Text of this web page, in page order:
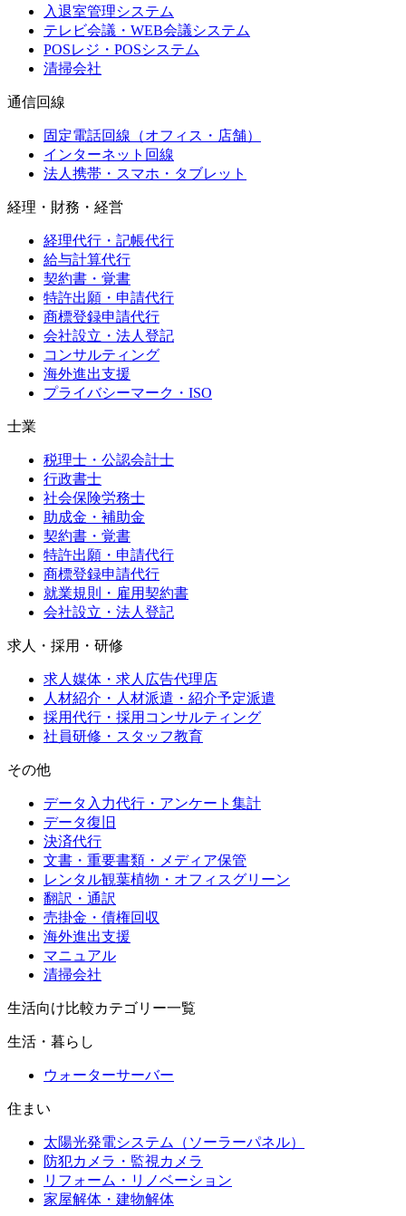
入退室管理システム
テレビ会議・WEB会議システム
POSレジ・POSシステム
清掃会社
通信回線
固定電話回線（オフィス・店舗）
インターネット回線
法人携帯・スマホ・タブレット
経理・財務・経営
経理代行・記帳代行
給与計算代行
契約書・覚書
特許出願・申請代行
商標登録申請代行
会社設立・法人登記
コンサルティング
海外進出支援
プライバシーマーク・ISO
士業
税理士・公認会計士
行政書士
社会保険労務士
助成金・補助金
契約書・覚書
特許出願・申請代行
商標登録申請代行
就業規則・雇用契約書
会社設立・法人登記
求人・採用・研修
求人媒体・求人広告代理店
人材紹介・人材派遣・紹介予定派遣
採用代行・採用コンサルティング
社員研修・スタッフ教育
その他
データ入力代行・アンケート集計
データ復旧
決済代行
文書・重要書類・メディア保管
レンタル観葉植物・オフィスグリーン
翻訳・通訳
売掛金・債権回収
海外進出支援
マニュアル
清掃会社
生活向け比較カテゴリー一覧
生活・暮らし
ウォーターサーバー
住まい
太陽光発電システム（ソーラーパネル）
防犯カメラ・監視カメラ
リフォーム・リノベーション
家屋解体・建物解体